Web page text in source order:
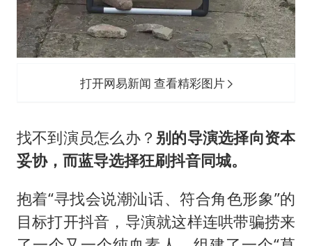
打开网易新闻 查看精彩图片
找不到演员怎么办？ 别的导演选择向资本
妥协，而蓝导选择狂刷抖音同城。
抱着“寻找会说潮汕话、符合角色形象”的
目标打开抖音，导演就这样连哄带骗捞来